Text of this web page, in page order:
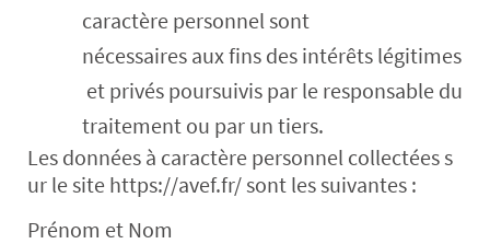
caractère personnel sont
nécessaires aux fins des intérêts légitimes
et privés poursuivis par le responsable du
traitement ou par un tiers.
Les données à caractère personnel collectées s
ur le site https://avef.fr/ sont les suivantes :
Prénom et Nom